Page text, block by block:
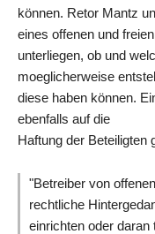
können. Retor Mantz
eines offenen und
unterliegen, ob und
moeglicherweise
diese haben können.
ebenfalls auf die
Haftung der Beteiligten
"Betreiber von
rechtliche
einrichten oder daran